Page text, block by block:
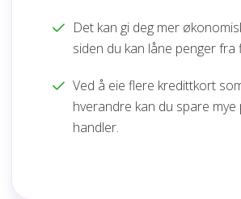
Det kan gi deg mer
siden du kan låne penger fra
Ved å eie flere kredittkort
hverandre kan du spare mye
handler.